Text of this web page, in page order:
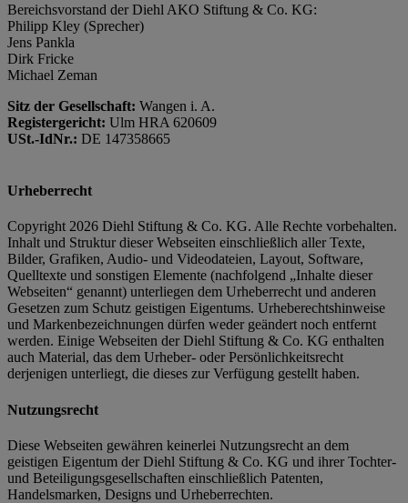
Bereichsvorstand der Diehl AKO Stiftung & Co. KG:
Philipp Kley (Sprecher)
Jens Pankla
Dirk Fricke
Michael Zeman
Sitz der Gesellschaft: Wangen i. A.
Registergericht: Ulm HRA 620609
USt.-IdNr.: DE 147358665
Urheberrecht
Copyright 2026 Diehl Stiftung & Co. KG. Alle Rechte vorbehalten.
Inhalt und Struktur dieser Webseiten einschließlich aller Texte,
Bilder, Grafiken, Audio- und Videodateien, Layout, Software,
Quelltexte und sonstigen Elemente (nachfolgend „Inhalte dieser
Webseiten“ genannt) unterliegen dem Urheberrecht und anderen
Gesetzen zum Schutz geistigen Eigentums. Urheberechtshinweise
und Markenbezeichnungen dürfen weder geändert noch entfernt
werden. Einige Webseiten der Diehl Stiftung & Co. KG enthalten
auch Material, das dem Urheber- oder Persönlichkeitsrecht
derjenigen unterliegt, die dieses zur Verfügung gestellt haben.
Nutzungsrecht
Diese Webseiten gewähren keinerlei Nutzungsrecht an dem
geistigen Eigentum der Diehl Stiftung & Co. KG und ihrer Tochter-
und Beteiligungsgesellschaften einschließlich Patenten,
Handelsmarken, Designs und Urheberrechten.